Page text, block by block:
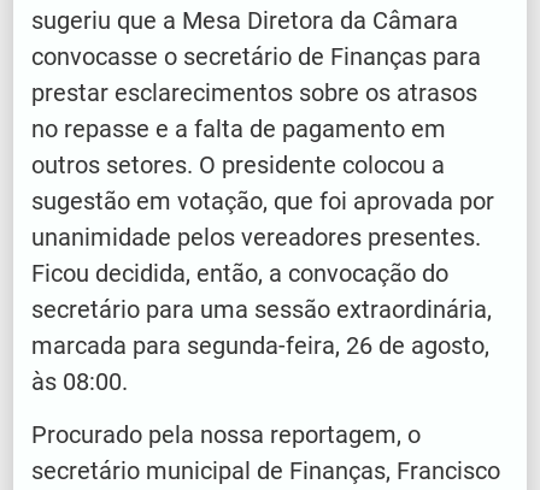
sugeriu que a Mesa Diretora da Câmara
convocasse o secretário de Finanças para
prestar esclarecimentos sobre os atrasos
no repasse e a falta de pagamento em
outros setores. O presidente colocou a
sugestão em votação, que foi aprovada por
unanimidade pelos vereadores presentes.
Ficou decidida, então, a convocação do
secretário para uma sessão extraordinária,
marcada para segunda-feira, 26 de agosto,
às 08:00.
Procurado pela nossa reportagem, o
secretário municipal de Finanças, Francisco